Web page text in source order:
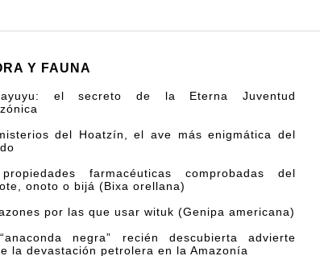
Y FAUNA
el secreto de la Eterna Juventud
del Hoatzín, el ave más enigmática del
farmacéuticas comprobadas del
onoto o bijá (Bixa orellana)
por las que usar wituk (Genipa americana)
negra” recién descubierta advierte
la devastación petrolera en la Amazonía